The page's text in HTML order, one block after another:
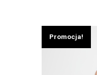
Promocja!